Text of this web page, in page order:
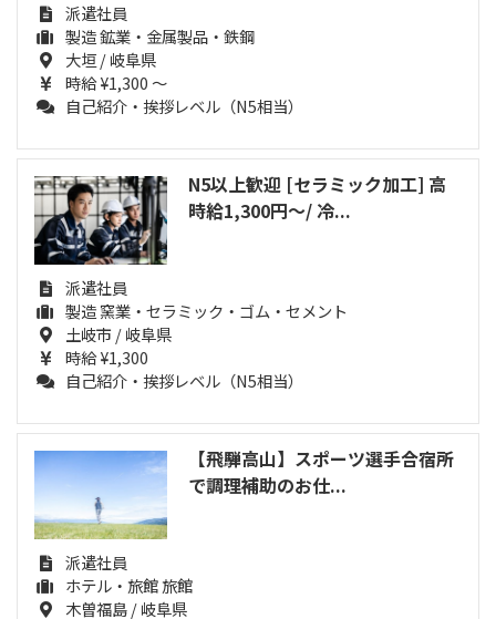
派遣社員
製造 鉱業・金属製品・鉄鋼
大垣 / 岐阜県
時給 ¥1,300 ～
自己紹介・挨拶レベル（N5相当）
N5以上歓迎 [セラミック加工] 高
時給1,300円～/ 冷...
派遣社員
製造 窯業・セラミック・ゴム・セメント
土岐市 / 岐阜県
時給 ¥1,300
自己紹介・挨拶レベル（N5相当）
【飛騨高山】スポーツ選手合宿所
で調理補助のお仕...
派遣社員
ホテル・旅館 旅館
木曽福島 / 岐阜県